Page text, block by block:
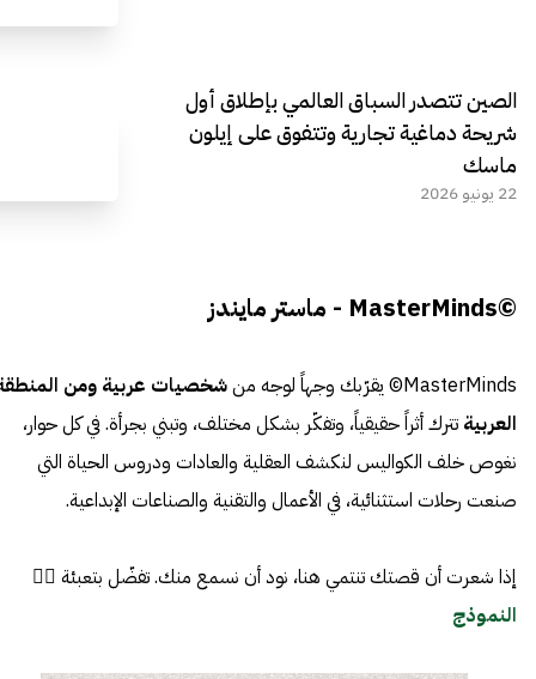
الصين تتصدر السباق العالمي بإطلاق أول
شريحة دماغية تجارية وتتفوق على إيلون
ماسك
22 يونيو 2026
©MasterMinds - ماستر مايندز
MasterMinds© يقرّبك وجهاً لوجه من
شخصيات عربية ومن
العربية تترك أثراً حقيقياً، وتفكّر بشكل مختلف، وتبني بجرأة. في كل حوار،
نغوص خلف الكواليس لنكشف العقلية والعادات ودروس الحياة التي
صنعت رحلات استثنائية، في الأعمال والتقنية والصناعات الإبداعية.
إذا شعرت أن قصتك تنتمي هنا، نود أن نسمع منك. تفضّل بتعبئة 👈🏼
النموذج